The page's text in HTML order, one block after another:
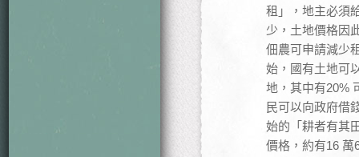
租」，地主必須
少，土地價格因
佃農可申請減少
始，國有土地可
地，其中有20%
民可以向政府借
始的「耕者有其
價格，約有16 萬